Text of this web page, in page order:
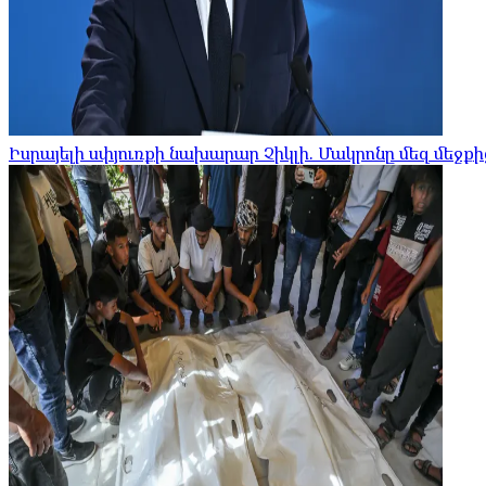
Իսրայելի սփյուռքի նախարար Չիկլի. Մակրոնը մեզ